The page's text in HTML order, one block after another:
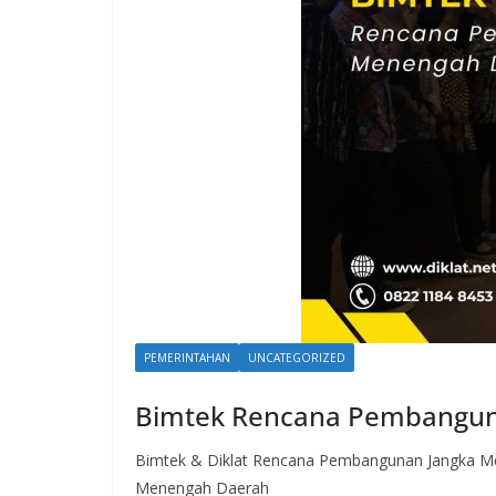
PEMERINTAHAN UNCATEGORIZED
Bimtek Rencana
Bimtek & Diklat Rencana Pembangunan Jangka
Menengah Daerah